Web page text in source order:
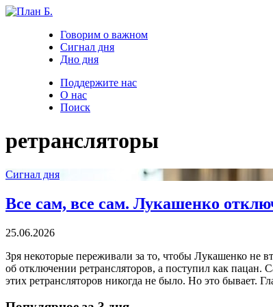
Говорим о важном
Сигнал дня
Дно дня
Поддержите нас
О нас
Поиск
ретрансляторы
Сигнал дня
Все сам, все сам. Лукашенко
25.06.2026
Зря некоторые переживали за то, чтобы Лукашенко не
об отключении ретрансляторов, а поступил как пацан.
этих ретрансляторов никогда не было. Но это бывает.